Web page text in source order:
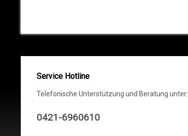
Service Hotline
Telefonische Unterstützung und Beratung unter:
0421-6960610